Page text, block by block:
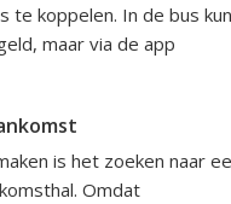
te koppelen. In de bus kun
maar via de app
is het zoeken naar
Omdat